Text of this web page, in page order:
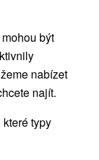
být
nabízet
najít.
typy